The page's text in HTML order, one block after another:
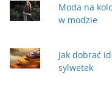
Moda na
w modzie
Jak dobrać
sylwetek